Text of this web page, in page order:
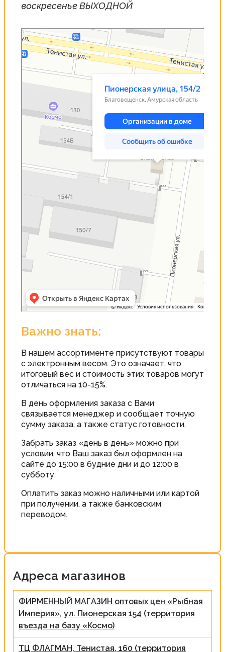
воскресенье ВЫХОДНОЙ
Благовещенск
Пионерская улица, 154/2 — Яндекс Карты
Важно знать:
В нашем ассортименте присутствуют товары
с электронным весом. Это означает, что
итоговый вес и стоимость этих товаров могут
отличаться на 10-15%.
В день оформления заказа с Вами
связывается менеджер и сообщает точную
сумму заказа, а также статус готовности.
Забрать заказ «день в день» можно при
условии, что Ваш заказ был оформлен на
сайте до 15:00 в будние дни и до 12:00 в
субботу.
Оплатить заказ можно наличными или картой
при получении, а также банковским
переводом.
Адреса магазинов
ФИРМЕННЫЙ МАГАЗИН оптовых цен «Рыбная
Империя», ул. Пионерская 154 (территория
въезда на базу «Космо)
ТЦ ФЛАГМАН, Тенистая, 160 (территория